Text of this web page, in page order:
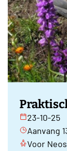
23-10-25
Aanvang
Voor